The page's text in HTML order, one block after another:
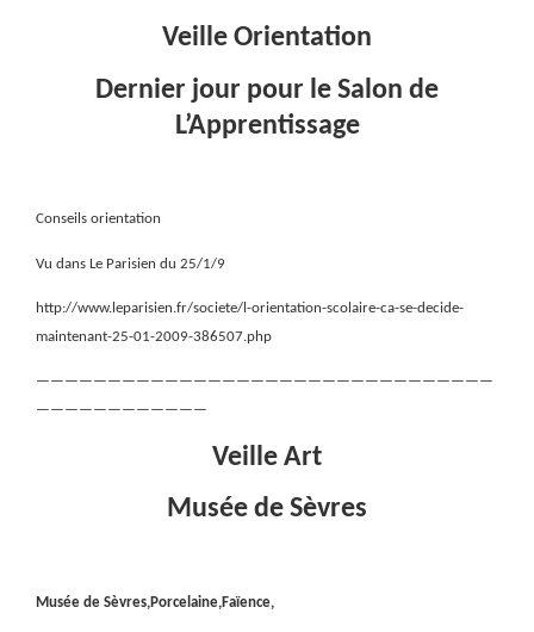
Veille Orientation
Dernier jour pour le Salon de
L’Apprentissage
Conseils orientation
Vu dans Le Parisien du 25/1/9
http://www.leparisien.fr/societe/l-orientation-scolaire-ca-se-decide-
maintenant-25-01-2009-386507.php
————————————————————————————————
————————————
Veille Art
Musée de Sèvres
Musée de Sèvres,Porcelaine,Faïence,